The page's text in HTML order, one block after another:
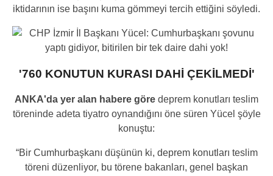
iktidarının ise başını kuma gömmeyi tercih ettiğini söyledi.
'760 KONUTUN KURASI DAHİ ÇEKİLMEDİ'
ANKA'da yer alan habere göre deprem konutları teslim
töreninde adeta tiyatro oynandığını öne süren Yücel şöyle
konuştu:
“Bir Cumhurbaşkanı düşünün ki, deprem konutları teslim
töreni düzenliyor, bu törene bakanları, genel başkan